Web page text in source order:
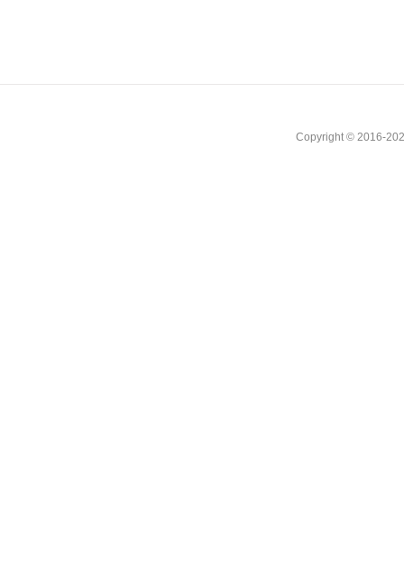
Copyright © 2016-